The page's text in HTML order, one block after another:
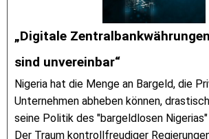
„Digitale
sind unvereinbar“
Nigeria hat die Menge an Bargeld, die
Unternehmen abheben können,
seine Politik des "bargeldlosen
Der Traum kontrollfreudiger